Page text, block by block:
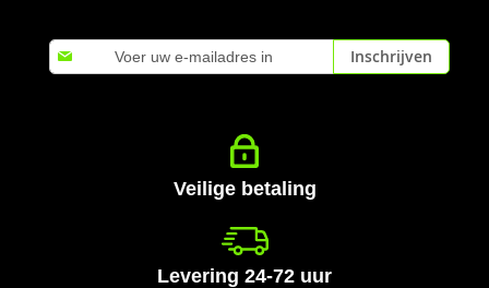
Abonneer
u
Inschrijven
Veilige betaling
Levering 24-72 uur